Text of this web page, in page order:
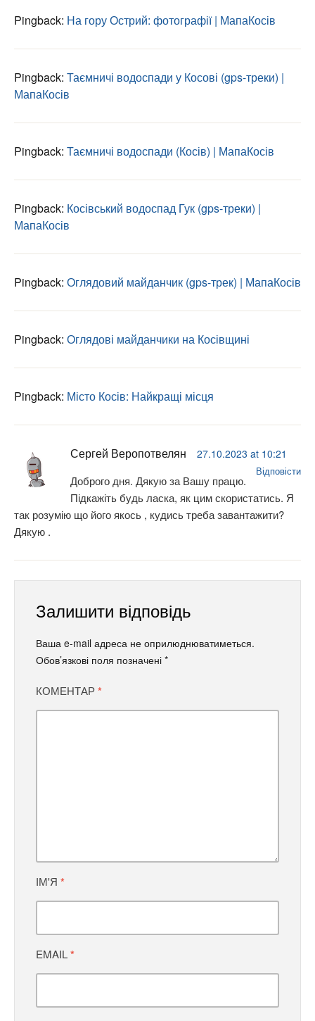
Pingback: На гору Острий: фотографії | МапаКосів
Pingback: Таємничі водоспади у Косові (gps-треки) |
МапаКосів
Pingback: Таємничі водоспади (Косів) | МапаКосів
Pingback: Косівський водоспад Гук (gps-треки) |
МапаКосів
Pingback: Оглядовий майданчик (gps-трек) | МапаКосів
Pingback: Оглядові майданчики на Косівщині
Pingback: Місто Косів: Найкращі місця
Сергей Веропотвелян 27.10.2023 at 10:21
Відповісти
Доброго дня. Дякую за Вашу працю.
Підкажіть будь ласка, як цим скористатись. Я
так розумію що його якось , кудись треба завантажити?
Дякую .
Залишити відповідь
Ваша e-mail адреса не оприлюднюватиметься.
Обов’язкові поля позначені *
КОМЕНТАР*
ІМ'Я *
EMAIL*